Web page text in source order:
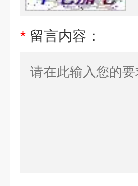
* 留言内容：